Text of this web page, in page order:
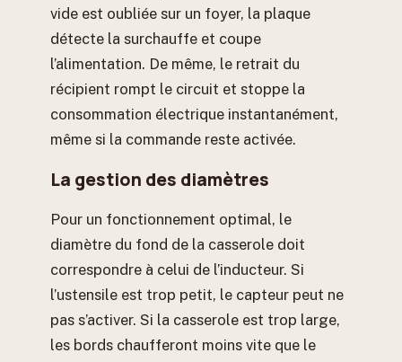
vide est oubliée sur un foyer, la plaque
détecte la surchauffe et coupe
l’alimentation. De même, le retrait du
récipient rompt le circuit et stoppe la
consommation électrique instantanément,
même si la commande reste activée.
La gestion des diamètres
Pour un fonctionnement optimal, le
diamètre du fond de la casserole doit
correspondre à celui de l’inducteur. Si
l’ustensile est trop petit, le capteur peut ne
pas s’activer. Si la casserole est trop large,
les bords chaufferont moins vite que le